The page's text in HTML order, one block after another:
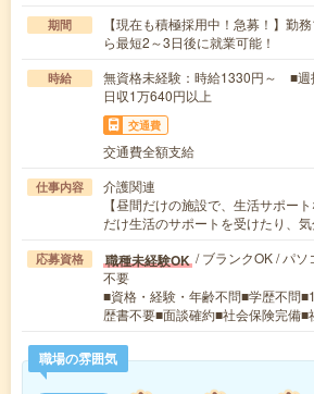
期間
【現在も積極採用中！急募！】勤
ら最短2～3日後に就業可能！
時給
無資格未経験：時給1330円～ ■
日収1万640円以上
交通費
交通費全額支給
仕事内容
介護関連
【昼間だけの施設で、生活サポー
だけ生活のサポートを受けたり、
応募資格 職種未経験OK / ブランクOK / パ
不要
■資格・経験・年齢不問■学歴不問
歴書不要■面談確約■社会保険完備
職場の雰囲気